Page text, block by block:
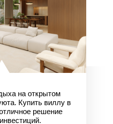
на открытом
Купить виллу в
решение